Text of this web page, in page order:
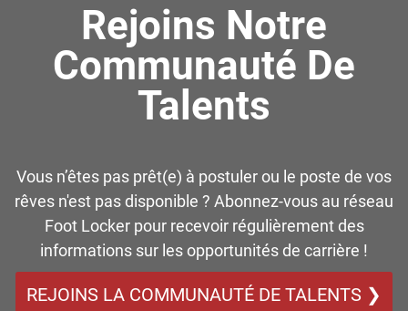
Rejoins Notre
Communauté De
Talents
Vous n’êtes pas prêt(e) à postuler ou le poste de vos
rêves n'est pas disponible ? Abonnez-vous au réseau
Foot Locker pour recevoir régulièrement des
informations sur les opportunités de carrière !
REJOINS LA COMMUNAUTÉ DE TALENTS ❯